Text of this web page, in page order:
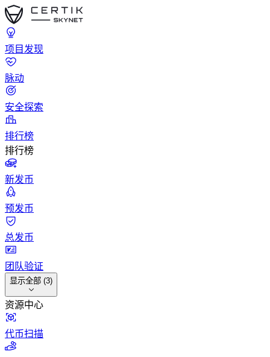
项目发现
脉动
安全探索
排行榜
排行榜
新发币
预发币
总发币
团队验证
显示全部 (3)
资源中心
代币扫描